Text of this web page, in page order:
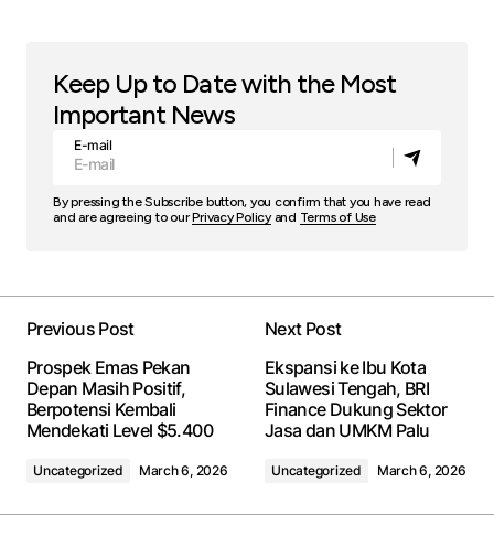
Keep Up to Date with the Most
Important News
E-mail
By pressing the Subscribe button, you confirm that you have read
and are agreeing to ourPrivacy Policyand Terms of Use
Previous Post
Prospek Emas Pekan
Depan Masih Positif,
Berpotensi Kembali
Mendekati Level $5.400
Uncategorized March 6, 2026
Next Post
Ekspansi ke Ibu Kota
Sulawesi Tengah, BRI
Finance Dukung Sektor
Jasa dan UMKM Palu
Uncategorized March 6, 2026